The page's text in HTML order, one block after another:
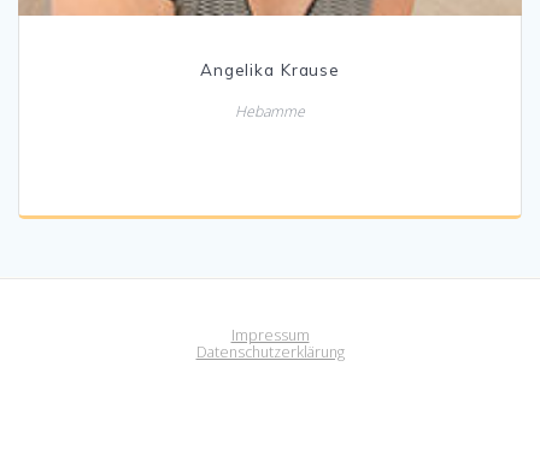
Angelika Krause
Hebamme
Impressum
Datenschutzerklärung